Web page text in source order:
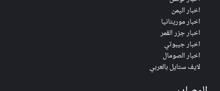
اخبار اليمن
اخبار موريتانيا
اخبار جزر القمر
اخبار جيبوتي
اخبار الصومال
لايف ستايل بالعربي